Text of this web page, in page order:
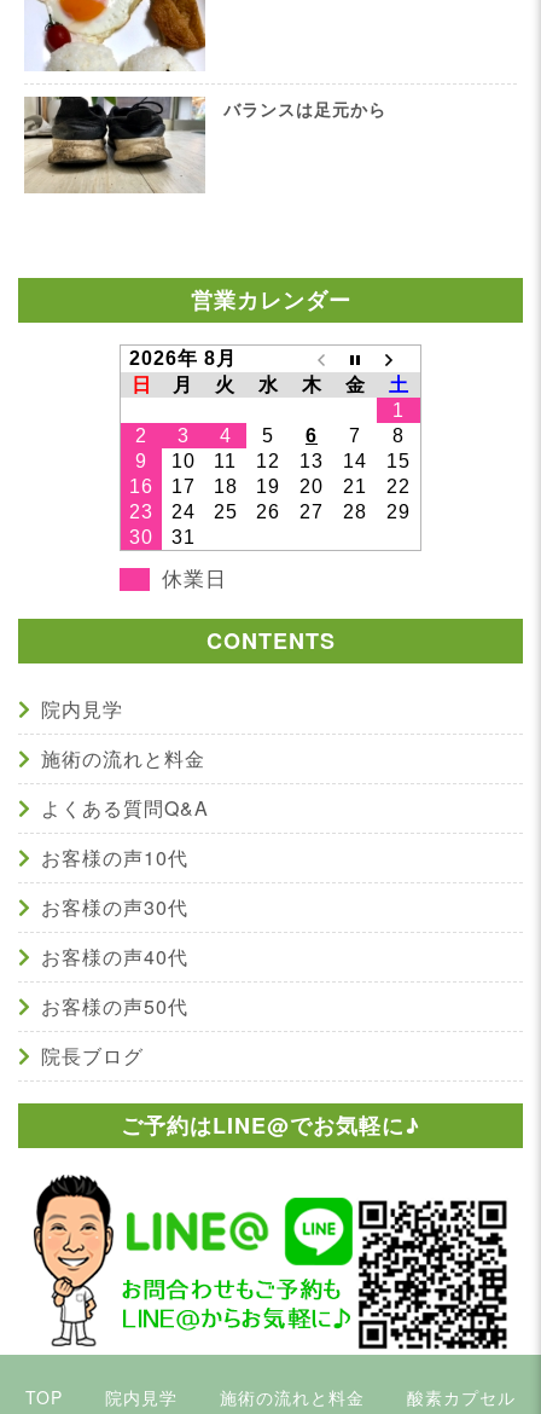
バランスは足元から
営業カレンダー
2026年 8月
日
月 火 水 木 金
土
1
2
3 4 5 6 7
8
9
10 11 12 13 14
15
16
17 18 19 20 21
22
23
24 25 26 27 28
29
30
31
休業日
CONTENTS
院内見学
施術の流れと料金
よくある質問Q&A
お客様の声10代
お客様の声30代
お客様の声40代
お客様の声50代
院長ブログ
ご予約はLINE@でお気軽に♪
TOP 院内見学 施術の流れと料金 酸素カプセル